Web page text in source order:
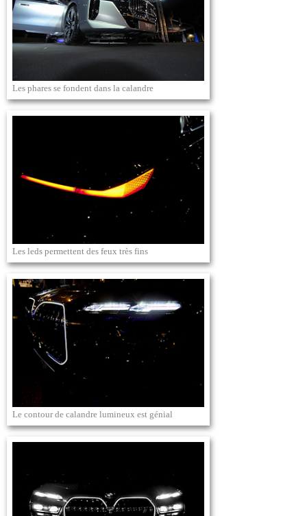
Les phares se fondent dans la calandre
Les leds permettent des feux très fins
Le contour de calandre lumineux est génial